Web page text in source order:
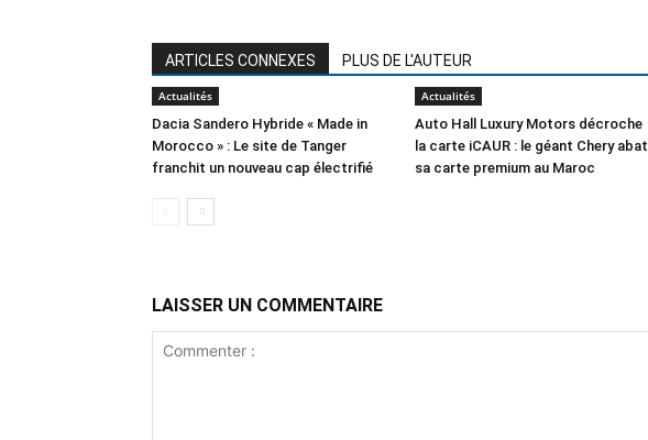
ARTICLES CONNEXES PLUS DE L'AUTEUR
Actualités
Dacia Sandero Hybride « Made in
Morocco » : Le site de Tanger
franchit un nouveau cap électrifié
Actualités
Auto Hall Luxury Motors décroche
la carte iCAUR : le géant Chery abat
sa carte premium au Maroc
LAISSER UN COMMENTAIRE